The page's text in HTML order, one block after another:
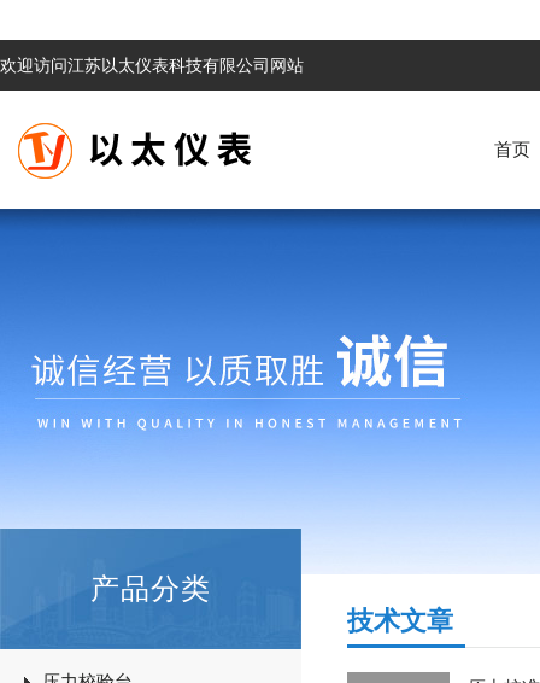
欢迎访问江苏以太仪表科技有限公司网站
首页
产品分类
技术文章